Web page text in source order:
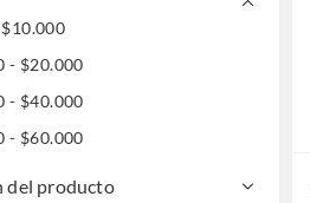
- $20.000
- $40.000
- $60.000
del producto